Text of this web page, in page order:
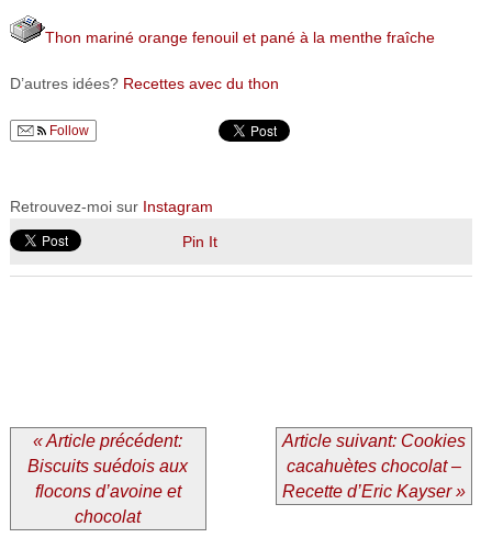
Thon mariné orange fenouil et pané à la menthe fraîche
D’autres idées? Recettes avec du thon
Follow
Retrouvez-moi sur Instagram
Pin It
« Article précédent:
Biscuits suédois aux
flocons d’avoine et
chocolat
Article suivant: Cookies
cacahuètes chocolat –
Recette d’Eric Kayser »